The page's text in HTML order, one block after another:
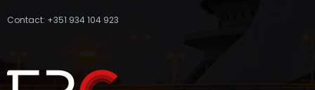
Contact: +351 934 104 923